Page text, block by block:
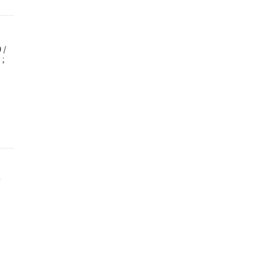
/
;